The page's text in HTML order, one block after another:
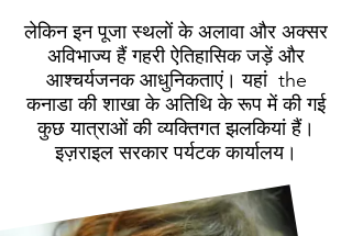
लेकिन इन पूजा स्थलों के अलावा और अक्सर
अविभाज्य हैं गहरी ऐतिहासिक जड़ें और
आश्चर्यजनक आधुनिकताएं। यहां the
कनाडा की शाखा के अतिथि के रूप में की गई
कुछ यात्राओं की व्यक्तिगत झलकियां हैं।
इज़राइल सरकार पर्यटक कार्यालय।